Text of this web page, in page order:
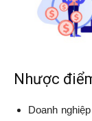
Nhược
Doanh